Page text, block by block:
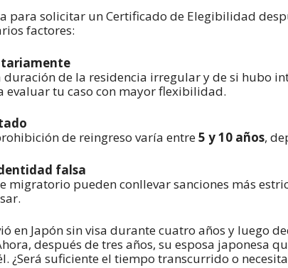
para solicitar un Certificado de Elegibilidad
factores:
duración de la residencia irregular y de si hubo
evaluar tu caso con mayor flexibilidad.
de reingreso varía entre5 y 10 años,
falsa
migratorio pueden conllevar sanciones más
en Japón sin visa durante cuatro años y luego
después de tres años, su esposa japonesa
¿Será suficiente el tiempo transcurrido o